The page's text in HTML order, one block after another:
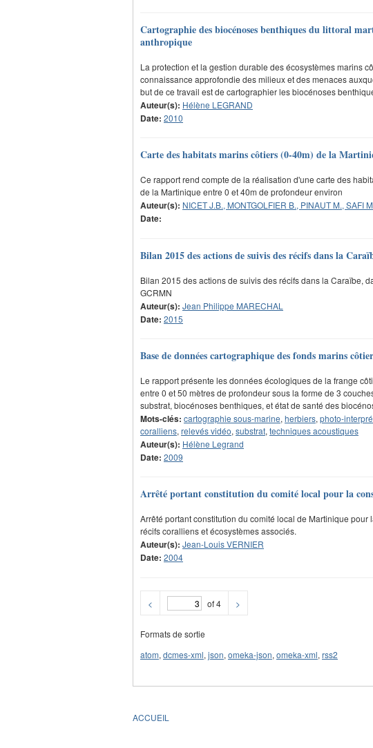
Cartographie des biocénoses benthiques du littoral
anthropique
La protection et la gestion durable des écosystèmes marins
connaissance approfondie des milieux et des menaces
but de ce travail est de cartographier les biocénoses
Auteur(s): Hélène LEGRAND
Date: 2010
Carte des habitats marins côtiers (0-40m) de la
Ce rapport rend compte de la réalisation d'une carte des
de la Martinique entre 0 et 40m de profondeur environ
Auteur(s): NICET J.B., MONTGOLFIER B., PINAUT M., SAFI
Date:
Bilan 2015 des actions de suivis des récifs dans la
Bilan 2015 des actions de suivis des récifs dans la Caraïbe,
GCRMN
Auteur(s): Jean Philippe MARECHAL
Date: 2015
Base de données cartographique des fonds marins
Le rapport présente les données écologiques de la frange
entre 0 et 50 mètres de profondeur sous la forme de 3
substrat, biocénoses benthiques, et état de santé des
Mots-clés: cartographie sous-marine, herbiers, photo-
coralliens, relevés vidéo, substrat, techniques acoustiques
Auteur(s): Hélène Legrand
Date: 2009
Arrêté portant constitution du comité local pour la
Arrêté portant constitution du comité local de Martinique pour
récifs coralliens et écosystèmes associés.
Auteur(s): Jean-Louis VERNIER
Date: 2004
< of 4 >
Formats de sortie
atom, dcmes-xml, json, omeka-json, omeka-xml, rss2
ACCUEIL